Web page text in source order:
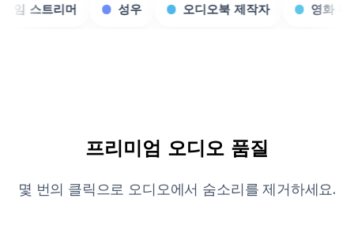
시 게임 스트리머 성우 오디오북 제작자
프리미엄 오디오 품질
몇 번의 클릭으로 오디오에서 숨소리를 제거하세요.